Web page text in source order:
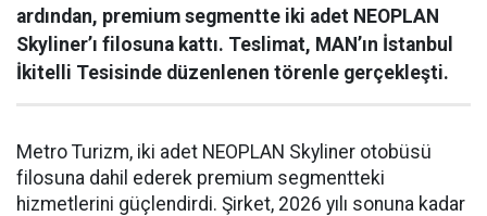
ardından, premium segmentte iki adet NEOPLAN
Skyliner’ı filosuna kattı. Teslimat, MAN’ın İstanbul
İkitelli Tesisinde düzenlenen törenle gerçekleşti.
Metro Turizm, iki adet NEOPLAN Skyliner otobüsü
filosuna dahil ederek premium segmentteki
hizmetlerini güçlendirdi. Şirket, 2026 yılı sonuna kadar